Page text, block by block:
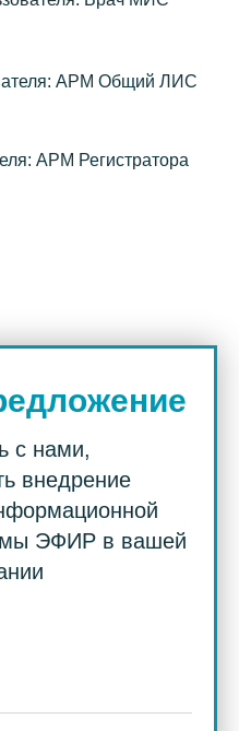
АРМ Общий ЛИС
АРМ Регистратора
с нами,
внедрение
ЭФИР в вашей